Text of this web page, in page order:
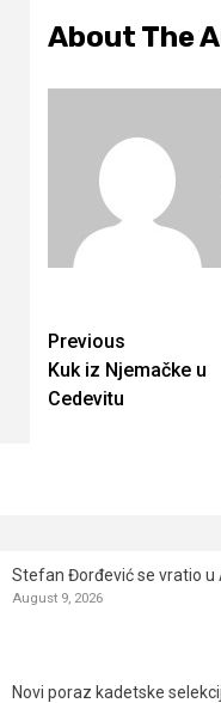
About The
Continue
Reading
Previous
Kuk iz Njemačke u
Cedevitu
Stefan Đorđević se vratio u
August 9, 2026
Novi poraz kadetske